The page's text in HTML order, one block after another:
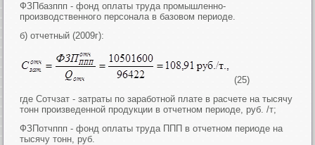
ФЗПбазппп - фонд оплаты труда промышленно-
производственного персонала в базовом периоде.
б) отчетный (2009г):
(25)
где Сотчзат - затраты по заработной плате в расчете на тысячу
тонн произведенной продукции в отчетном периоде, руб. /т;
ФЗПотчппп - фонд оплаты труда ППП в отчетном периоде на
тысячу тонн, руб.